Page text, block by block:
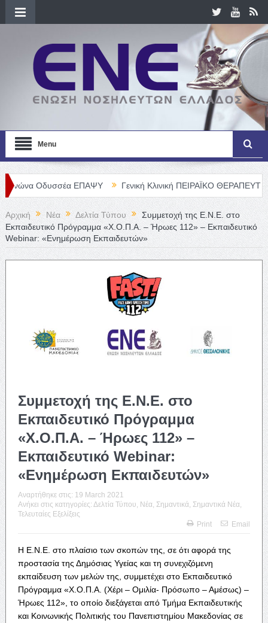
Menu
ΕΠΑΨΥ Γενική Κλινική ΠΕΙΡΑΪΚΟ ΘΕΡΑΠΕΥΤΗΡΙΟ Α. Ε. –
Αρχική Νέα Δελτία Τύπου
Συμμετοχή της Ε.Ν.Ε. στο
Εκπαιδευτικό Πρόγραμμα «Χ.Ο.Π.Α. – Ήρωες 112» – Εκπαιδευτικό
Webinar: «Ενημέρωση Εκπαιδευτών»
Συμμετοχή της Ε.Ν.Ε. στο
Εκπαιδευτικό Πρόγραμμα
«Χ.Ο.Π.Α. – Ήρωες 112» –
Εκπαιδευτικό Webinar:
«Ενημέρωση Εκπαιδευτών»
Αναρτήθηκε στις: 19 March 2021
Ανήκει στις κατηγορίες: Δελτία Τύπου Νέα Σημαντικά Σημαντικά Νέα
Τελευταίες Εξελίξεις
Print
Email
Η Ε.Ν.Ε. στο πλαίσιο των σκοπών της, σε ότι αφορά της
προστασία της Δημόσιας Υγείας και τη συνεχιζόμενη
εκπαίδευση των μελών της, συμμετέχει στο Εκπαιδευτικό
Πρόγραμμα «Χ.Ο.Π.Α. (Χέρι – Ομιλία- Πρόσωπο – Αμέσως) –
Ήρωες 112», το οποίο διεξάγεται από Τμήμα Εκπαιδευτικής
και Κοινωνικής Πολιτικής του Πανεπιστημίου Μακεδονίας σε